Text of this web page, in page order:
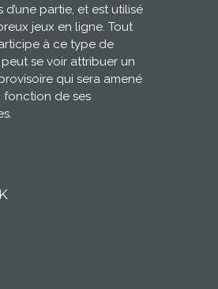
d’une partie, et est utilisé
jeux en ligne. Tout
à ce type de
se voir attribuer un
qui sera amené
fonction de ses